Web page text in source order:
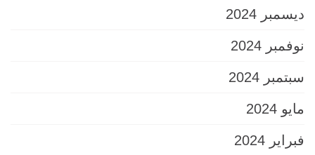
ديسمبر 2024
نوفمبر 2024
سبتمبر 2024
مايو 2024
فبراير 2024